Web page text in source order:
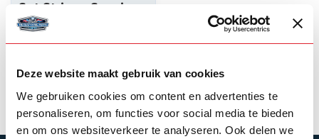
Deze website maakt gebruik van cookies
We gebruiken cookies om content en advertenties te
personaliseren, om functies voor social media te bieden
en om ons websiteverkeer te analyseren. Ook delen we
Set Strings Scania
NG 6x4